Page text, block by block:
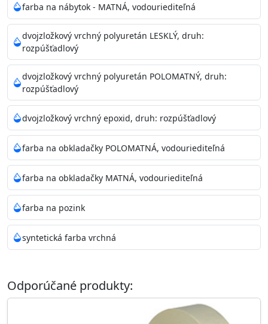
farba na nábytok - MATNÁ, vodouriediteľná
dvojzložkový vrchný polyuretán LESKLÝ, druh:
rozpúšťadlový
dvojzložkový vrchný polyuretán POLOMATNÝ, druh:
rozpúšťadlový
dvojzložkový vrchný epoxid, druh: rozpúšťadlový
farba na obkladačky POLOMATNÁ, vodouriediteľná
farba na obkladačky MATNÁ, vodouriediteľná
farba na pozink
syntetická farba vrchná
Odporúčané produkty: